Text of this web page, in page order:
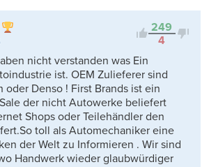
Kontrovers
249
4
nicht verstanden was Ein
ist. OEM Zulieferer sind
oder Denso ! First Brands ist ein
der nicht Autowerke beliefert
Shops oder Teilehändler den
toll als Automechaniker eine
der Welt zu Informieren . Wir sind
Handwerk wieder glaubwürdiger